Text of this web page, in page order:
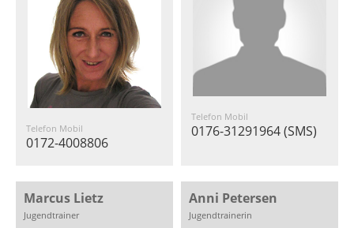
Telefon Mobil
0172-4008806
Telefon Mobil
0176-31291964 (SMS)
Marcus Lietz
Jugendtrainer
Anni Petersen
Jugendtrainerin